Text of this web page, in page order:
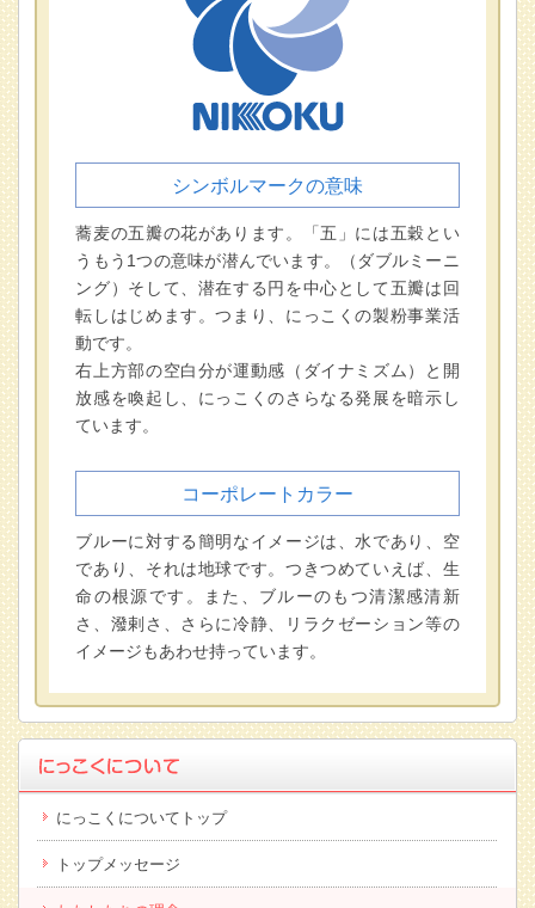
シンボルマークの意味
蕎麦の五瓣の花があります。「五」には五穀とい
うもう1つの意味が潜んでいます。（ダブルミーニ
ング）そして、潜在する円を中心として五瓣は回
転しはじめます。つまり、にっこくの製粉事業活
動です。
右上方部の空白分が運動感（ダイナミズム）と開
放感を喚起し、にっこくのさらなる発展を暗示し
ています。
コーポレートカラー
ブルーに対する簡明なイメージは、水であり、空
であり、それは地球です。つきつめていえば、生
命の根源です。また、ブルーのもつ清潔感清新
さ、潑剌さ、さらに冷静、リラクゼーション等の
イメージもあわせ持っています。
にっこくについてトップ
トップメッセージ